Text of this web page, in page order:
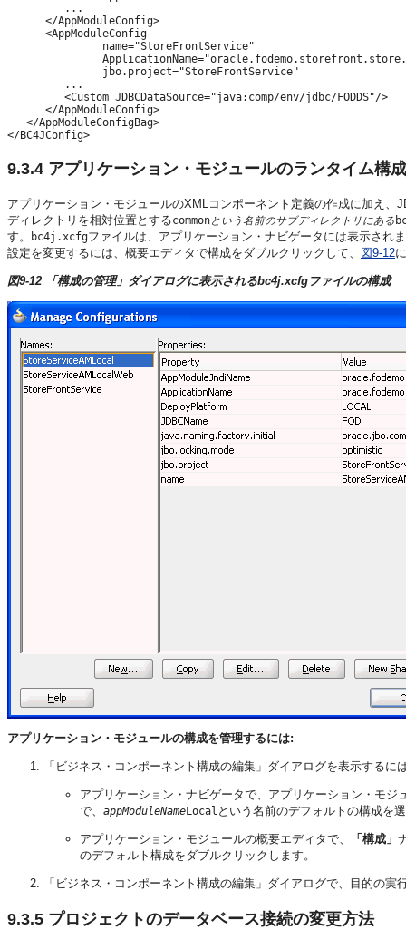
         ...
      </AppModuleConfig>
      <AppModuleConfig
               name="StoreFrontService"
               jbo.project="StoreFrontService"
         ...
         <Custom JDBCDataSource="java:comp/env/jdbc/FODDS"/>
      </AppModuleConfig>
   </AppModuleConfigBag>
9.3.4 アプリケーション・モジュールのランタイム構
アプリケーション・モジュールのXMLコンポーネント定義の作成に加え
ディレクトリを相対位置とするcommonという名前のサブディレクトリにある
す。 bc4j.xcfgファイルは、アプリケーション・ナビゲータには表示され
設定を変更するには、概要エディタで構成をダブルクリックして、
図9-12
図9-12 「構成の管理」ダイアログに表示されるbc4j.xcfgファイルの構成
アプリケーション・モジュールの構成を管理するには:
「ビジネス・コンポーネント構成の編集」ダイアログを表示するに
アプリケーション・ナビゲータで、アプリケーション・モジ
で、 appModuleNameLocal という名前のデフォルトの構成を
アプリケーション・モジュールの概要エディタで、 「構成」
のデフォルト構成をダブルクリックします。
「ビジネス・コンポーネント構成の編集」ダイアログで、目的の実
9.3.5 プロジェクトのデータベース接続の変更方法